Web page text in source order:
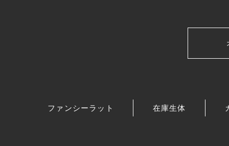
ファンシーラット 在庫生体